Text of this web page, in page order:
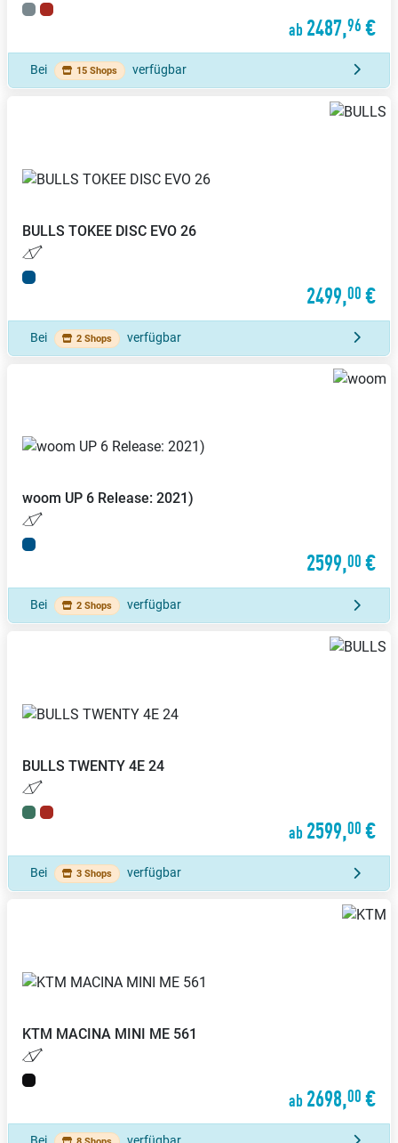
ab 2487,96 €
Bei 15 Shops verfügbar
BULLS TOKEE DISC EVO 26
2499,00 €
Bei 2 Shops verfügbar
woom UP 6 Release: 2021)
2599,00 €
Bei 2 Shops verfügbar
BULLS TWENTY 4E 24
ab 2599,00 €
Bei 3 Shops verfügbar
KTM MACINA MINI ME 561
ab 2698,00 €